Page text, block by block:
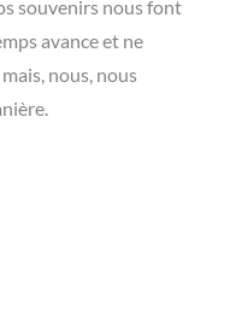
souvenirs nous font
avance et ne
nous, nous